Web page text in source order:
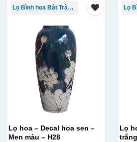
Decal được in xong, sẽ có 1
Lọ Bình hoa Bát Tràng in logo
Lọ hoa – Decal hoa sen –
Men màu – H28
Lọ